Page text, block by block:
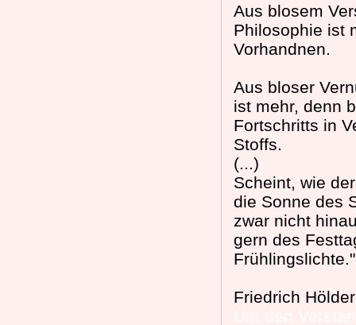
Aus blosem
Philosophie ist
Vorhandnen.
Aus bloser
ist mehr, denn
Fortschritts in
Stoffs.
(...)
Scheint, wie
die Sonne des
zwar nicht
gern des
Frühlingslichte."
Friedrich